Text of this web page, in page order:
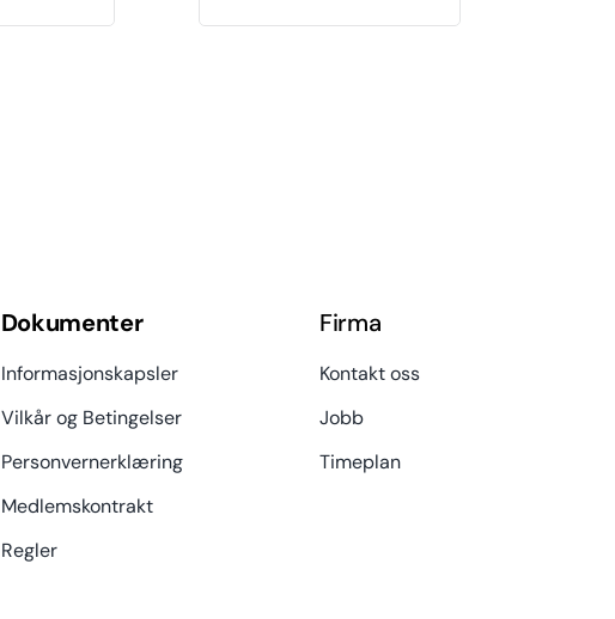
Dokumenter
Informasjonskapsler
Vilkår og Betingelser
Personvernerklæring
Medlemskontrakt
Regler
Firma
Kontakt oss
Jobb
Timeplan